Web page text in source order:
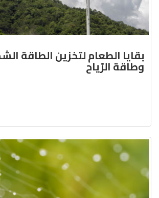
بقايا الطعام لتخزين الطاقة
وطاقة الرّياح